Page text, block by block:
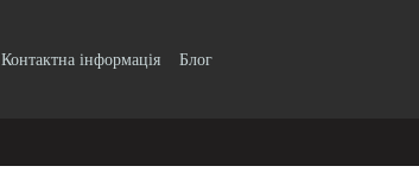
Контактна інформація Блог